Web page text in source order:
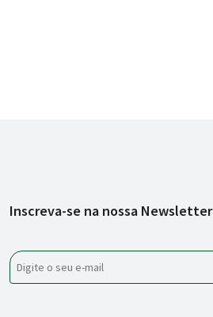
Inscreva-se na nossa Newsletter